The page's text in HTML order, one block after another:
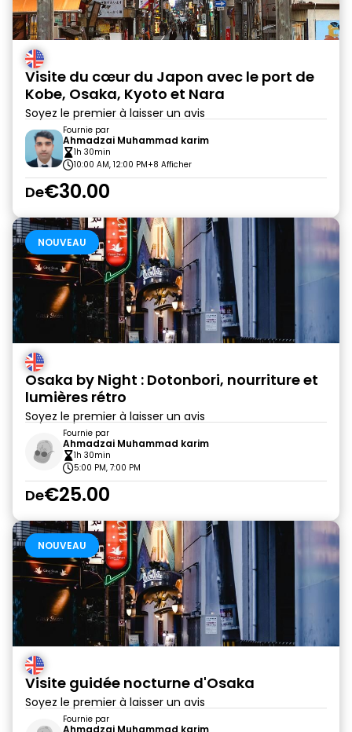
Visite du cœur du Japon avec le port de
Kobe, Osaka, Kyoto et Nara
Soyez le premier à laisser un avis
Fournie par
Ahmadzai Muhammad karim
1h 30min
10:00 AM, 12:00 PM+8 Afficher
De€30.00
NOUVEAU
Osaka by Night : Dotonbori, nourriture et
lumières rétro
Soyez le premier à laisser un avis
Fournie par
Ahmadzai Muhammad karim
1h 30min
5:00 PM, 7:00 PM
De€25.00
NOUVEAU
Visite guidée nocturne d'Osaka
Soyez le premier à laisser un avis
Fournie par
Ahmadzai Muhammad karim